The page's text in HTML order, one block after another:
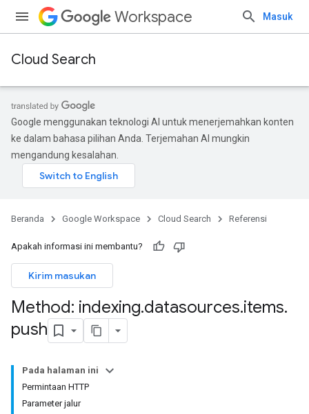
Workspace Masuk
Cloud Search
Google menggunakan teknologi AI untuk menerjemahkan konten
ke dalam bahasa pilihan Anda. Terjemahan AI mungkin
mengandung kesalahan.
Beranda Google Workspace Cloud Search Referensi
Apakah informasi ini membantu?
Kirim masukan
Method: indexing.datasources.items.
push
Pada halaman ini
Permintaan HTTP
Parameter jalur